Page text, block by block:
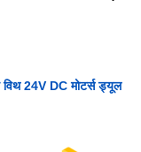
विथ 24V DC मोटर्स ड्यूल